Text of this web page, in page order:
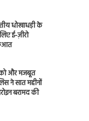
धोखाधड़ी के
ई-ज़ीरो
को और मजबूत
ने सात महीनों
बरामद की